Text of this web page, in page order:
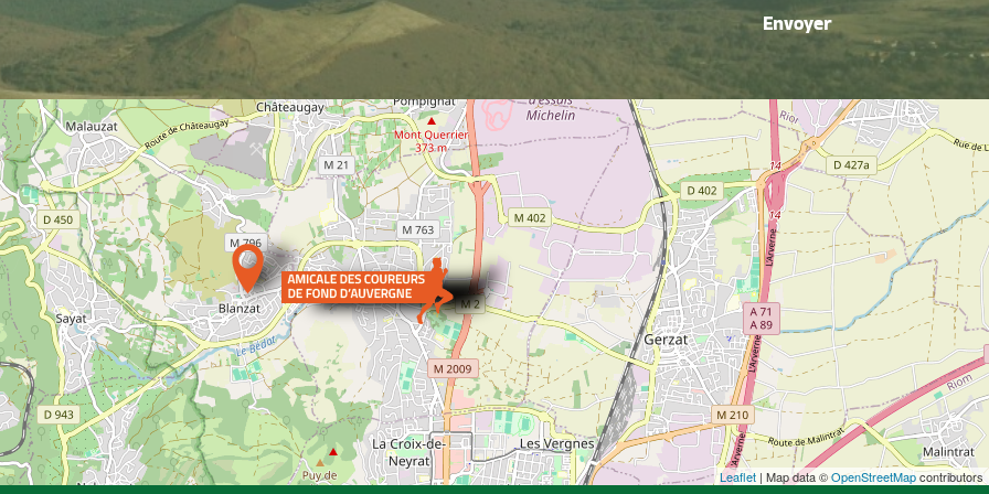
Envoyer
Leaflet | Map data ©OpenStreetMapcontributors